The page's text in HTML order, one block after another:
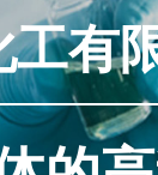
体
、